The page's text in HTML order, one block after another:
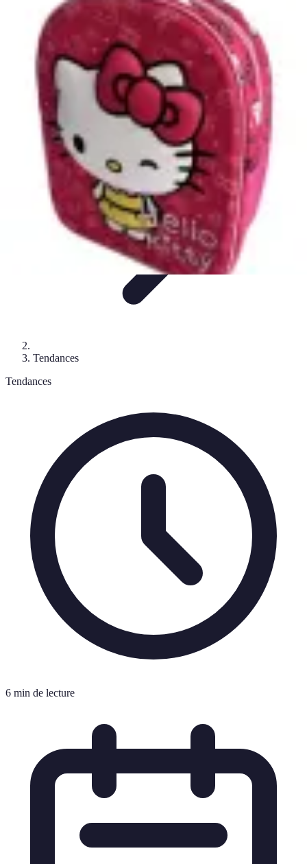
Top Fournitures
Fournitures Scolaires
Fournitures
Écologiques
Bureau
Top Fournitures
Tendances
Tendances
6 min de lecture